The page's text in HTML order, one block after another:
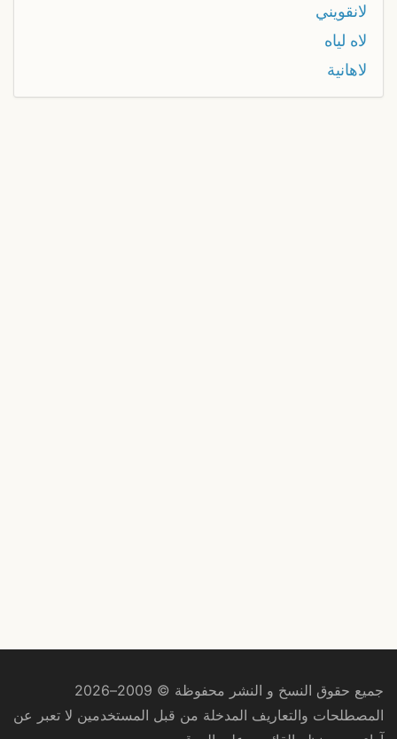
لانقويني
لاه لياه
لاهانية
جميع حقوق النسخ و النشر محفوظة © 2009–2026
المصطلحات والتعاريف المدخلة من قبل المستخدمين لا تعبر عن